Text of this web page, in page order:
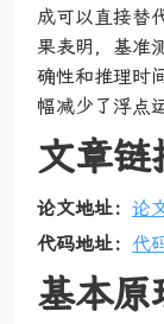
成可以直接替
果表明，基准
确性和推理时
幅减少了浮点
文章链
论文地址： 论
代码地址： 代
基本原